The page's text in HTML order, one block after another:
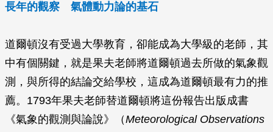
長年的觀察 氣體動力論的基石
道爾頓沒有受過大學教育，卻能成為大學級的老師，其
中有個關鍵，就是果夫老師將道爾頓過去所做的氣象觀
測，與所得的結論交給學校，這成為道爾頓最有力的推
薦。1793年果夫老師替道爾頓將這份報告出版成書
《氣象的觀測與論說》（Meteorological Observations